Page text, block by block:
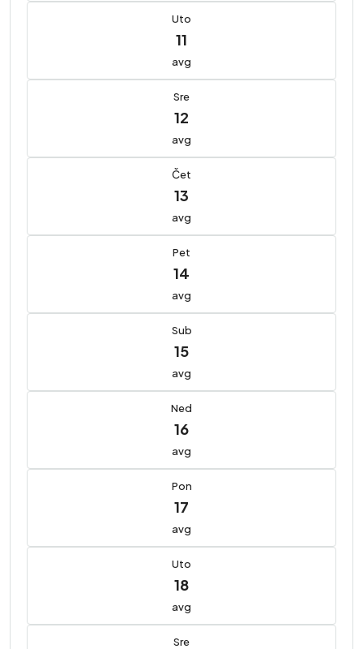
Uto
11
avg
Sre
12
avg
Čet
13
avg
Pet
14
avg
Sub
15
avg
Ned
16
avg
Pon
17
avg
Uto
18
avg
Sre